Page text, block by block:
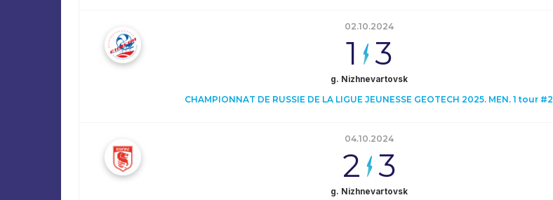
02.10.2024
1 3
g. Nizhnevartovsk
CHAMPIONNAT DE RUSSIE DE LA LIGUE JEUNESSE GEOTECH 2025. MEN. 1 tour #2
04.10.2024
2 3
g. Nizhnevartovsk